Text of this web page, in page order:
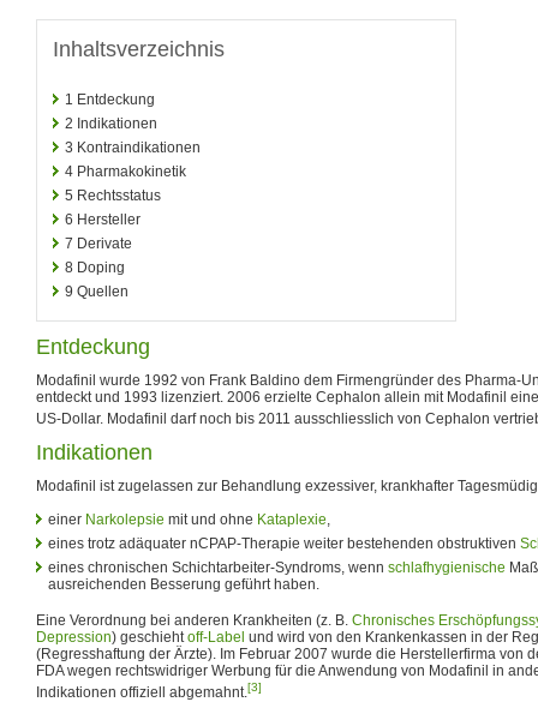
Inhaltsverzeichnis
1 Entdeckung
2 Indikationen
3 Kontraindikationen
4 Pharmakokinetik
5 Rechtsstatus
6 Hersteller
7 Derivate
8 Doping
9 Quellen
Entdeckung
Modafinil wurde 1992 von Frank Baldino dem Firmengründer des Pharma-
entdeckt und 1993 lizenziert. 2006 erzielte Cephalon allein mit Modafinil
US-Dollar. Modafinil darf noch bis 2011 ausschliesslich von Cephalon
Indikationen
Modafinil ist zugelassen zur Behandlung exzessiver, krankhafter
einer Narkolepsie mit und ohne Kataplexie,
eines trotz adäquater nCPAP-Therapie weiter bestehenden obstruktiven
eines chronischen Schichtarbeiter-Syndroms, wenn schlafhygienische
ausreichenden Besserung geführt haben.
Eine Verordnung bei anderen Krankheiten (z. B. Chronisches
Depression) geschiehtoff-Label und wird von den Krankenkassen in der
(Regresshaftung der Ärzte). Im Februar 2007 wurde die Herstellerfirma von
FDA wegen rechtswidriger Werbung für die Anwendung von Modafinil in
Indikationen offiziell abgemahnt.[3]